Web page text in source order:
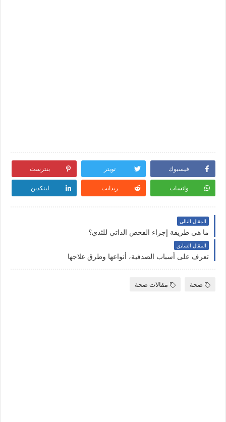
فيسبوك تويتر بنترست
واتساب ريدايت لينكدين
المقال التالي
ما هي طريقة إجراء الفحص الذاتي للثدي؟
المقال السابق
تعرف على أسباب الصدفية، أنواعها وطرق علاجها
صحة مقالات صحة